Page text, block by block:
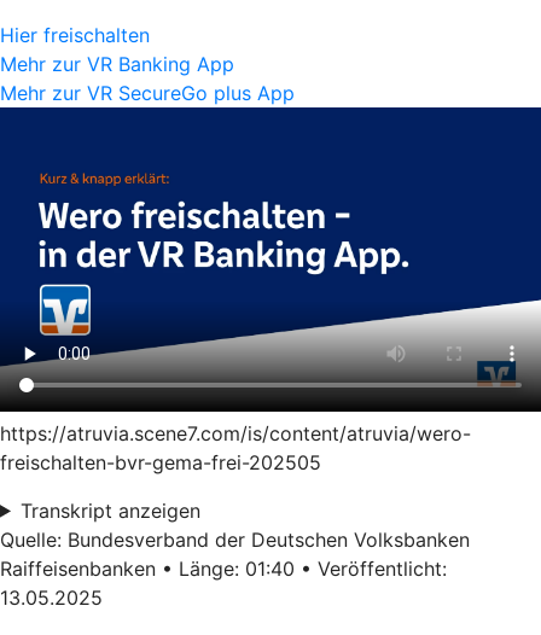
Hier freischalten
Mehr zur VR Banking App
Mehr zur VR SecureGo plus App
https://atruvia.scene7.com/is/content/atruvia/wero-
freischalten-bvr-gema-frei-202505
Transkript anzeigen
Quelle: Bundesverband der Deutschen Volksbanken
Raiffeisenbanken • Länge: 01:40 • Veröffentlicht:
13.05.2025